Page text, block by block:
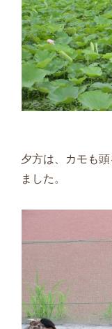
夕方は、カモも
ました。